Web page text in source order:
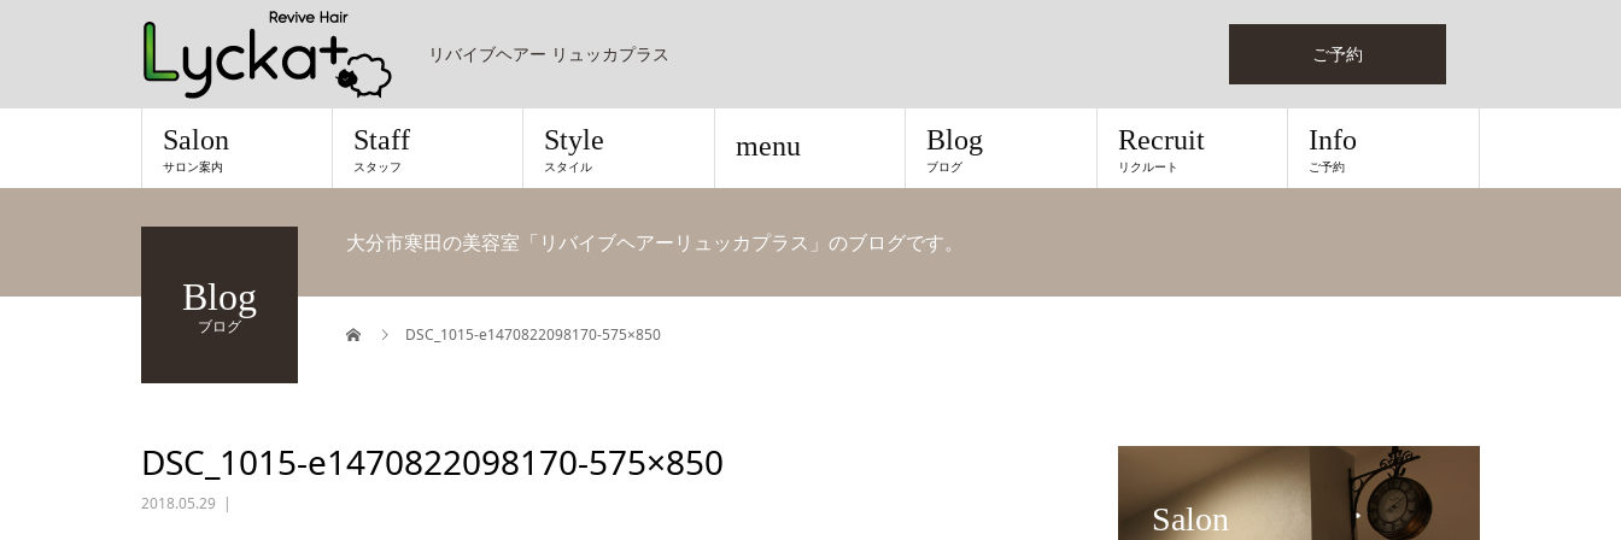
リバイブヘアー リュッカプラス ご予約
Salon
サロン案内
Staff
スタッフ
Style
スタイル
menu Blog
ブログ
Recruit
リクルート
Info
ご予約
Blog
ブログ
大分市寒田の美容室「リバイブヘアーリュッカプラス」のブログです。
DSC_1015-e1470822098170-575×850
DSC_1015-e1470822098170-575×850
2018.05.29 Salon